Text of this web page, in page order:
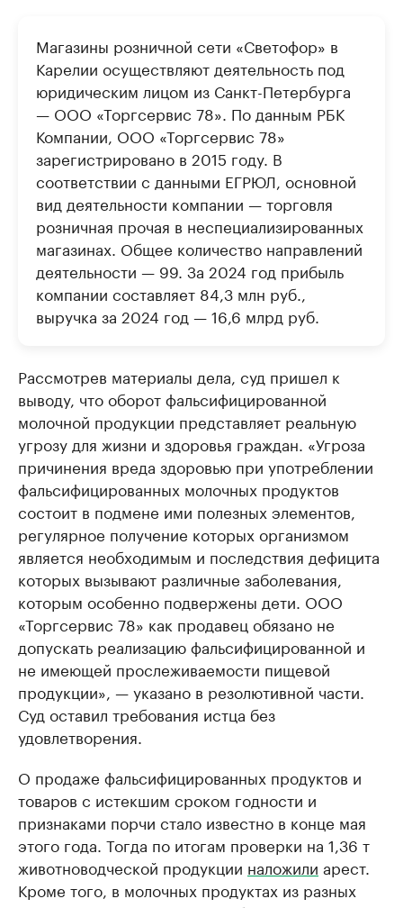
Магазины розничной сети «Светофор» в
Карелии осуществляют деятельность под
юридическим лицом из Санкт-Петербурга
— ООО «Торгсервис 78». По данным РБК
Компании, ООО «Торгсервис 78»
зарегистрировано в 2015 году. В
соответствии с данными ЕГРЮЛ, основной
вид деятельности компании — торговля
розничная прочая в неспециализированных
магазинах. Общее количество направлений
деятельности — 99. За 2024 год прибыль
компании составляет 84,3 млн руб.,
выручка за 2024 год — 16,6 млрд руб.
Рассмотрев материалы дела, суд пришел к
выводу, что оборот фальсифицированной
молочной продукции представляет реальную
угрозу для жизни и здоровья граждан. «Угроза
причинения вреда здоровью при употреблении
фальсифицированных молочных продуктов
состоит в подмене ими полезных элементов,
регулярное получение которых организмом
является необходимым и последствия дефицита
которых вызывают различные заболевания,
которым особенно подвержены дети. ООО
«Торгсервис 78» как продавец обязано не
допускать реализацию фальсифицированной и
не имеющей прослеживаемости пищевой
продукции», — указано в резолютивной части.
Суд оставил требования истца без
удовлетворения.
О продаже фальсифицированных продуктов и
товаров с истекшим сроком годности и
признаками порчи стало известно в конце мая
этого года. Тогда по итогам проверки на 1,36 т
животноводческой продукции наложили арест.
Кроме того, в молочных продуктах из разных